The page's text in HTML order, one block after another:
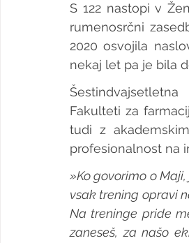
S 122 nastopi v
rumenosrčni
2020 osvojila
nekaj let pa je bila
Fakulteti za
tudi z
profesionalnost na
»Ko govorimo o
vsak trening opravi
Na treninge pride
zaneseš, za našo